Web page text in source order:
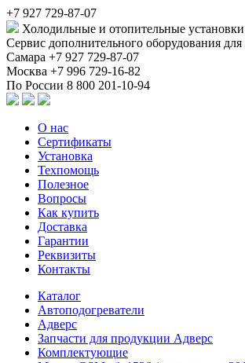
+7 927 729-87-07
Холодильные и отопительные установки
Сервис дополнительного оборудования для
Самара +7 927 729-87-07
Москва +7 996 729-16-82
По России 8 800 201-10-94
О нас
Сертификаты
Установка
Техпомощь
Полезное
Вопросы
Как купить
Доставка
Гарантии
Реквизиты
Контакты
Каталог
Автоподогреватели
Адверс
Запчасти для продукции Адверс
Комплектующие